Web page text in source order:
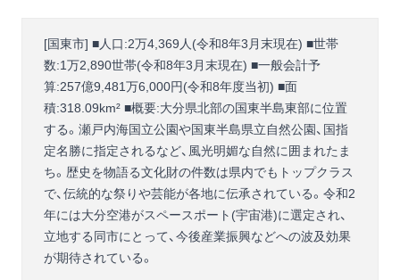
[国東市] ■人口:2万4,369人(令和8年3月末現在) ■世帯
数:1万2,890世帯(令和8年3月末現在) ■一般会計予
算:257億9,481万6,000円(令和8年度当初) ■面
積:318.09km² ■概要:大分県北部の国東半島東部に位置
する。瀬戸内海国立公園や国東半島県立自然公園、国指
定名勝に指定されるなど、風光明媚な自然に囲まれたま
ち。歴史を物語る文化財の件数は県内でもトップクラス
で、伝統的な祭りや芸能が各地に伝承されている。令和2
年には大分空港がスペースポート(宇宙港)に選定され、
立地する同市にとって、今後産業振興などへの波及効果
が期待されている。